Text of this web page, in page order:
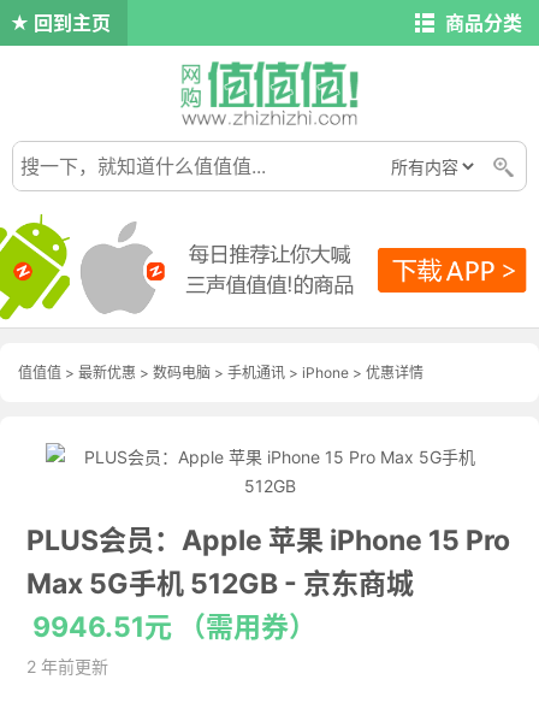
回到主页 商品分类
值值值 > 最新优惠 > 数码电脑 > 手机通讯 > iPhone > 优惠详情
PLUS会员：Apple 苹果 iPhone 15 Pro
Max 5G手机 512GB - 京东商城
9946.51元 （需用券）
2 年前更新